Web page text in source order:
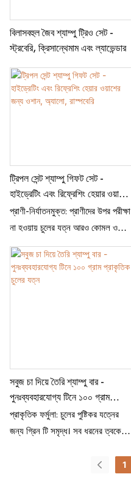
বোতল: নিয়মিত ব্যবহারের জন্য পর্যাপ্ত
পরিমাণ পণ্য সরবরাহ করে। ইউনিসেক্স
ডিজাইন: পুরুষ এবং মহিলা উভয়ের জন্য
উপযুক্ত।
বিলাসবহুল জৈব শ্যাম্পু ট্রিও সেট -
স্ট্রবেরি, ক্রিসান্থেমাম এবং ল্যাভেন্ডার
ট্রিপল সেন্ট শ্যাম্পু গিফট সেট -
হাইড্রেটিং এবং রিফ্রেশিং হেয়ার ওয়াশের
জন্য ওশান, অ্যালো, রাস্পবেরি
প্রাণী-নির্যাতনমুক্ত: প্রাণীদের উপর পরীক্ষা
না হওয়ায় চুলের যত্ন আরও কোমল ও
স্নিগ্ধ হয়। জৈব উপাদান: গভীর পরিষ্কার
ও পুষ্টির জন্য প্রাকৃতিক উপাদানে সমৃদ্ধ।
ভেষজ নির্যাস: প্রাকৃতিক গুণের মাধ্যমে
ব্যবহার বা হোটেলে থাকার জন্য আদর্শ।
সবুজ চা দিয়ে তৈরি শ্যাম্পু বার -
পুনঃব্যবহারযোগ্য টিনে ১০০ গ্রাম
প্রাকৃতিক চুলের যত্ন
প্রাকৃতিক ফর্মুলা: চুলের পুষ্টিকর যত্নের
জন্য গ্রিন টি সমৃদ্ধ। সব ধরনের ত্বকের
সংবেদনশীল এবং সাধারণ ত্বকের জন্য
1